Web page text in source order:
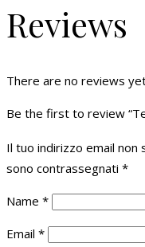
Reviews
There are no reviews
Be the first to review
Il tuo indirizzo email non
sono contrassegnati *
Name *
Email *